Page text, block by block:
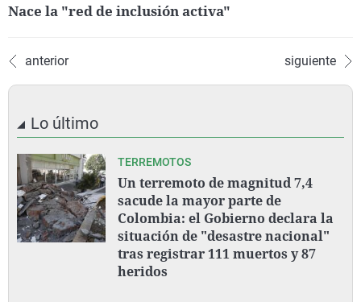
Nace la "red de inclusión activa"
anterior siguiente
Lo último
TERREMOTOS
Un terremoto de magnitud 7,4
sacude la mayor parte de
Colombia: el Gobierno declara la
situación de "desastre nacional"
tras registrar 111 muertos y 87
heridos